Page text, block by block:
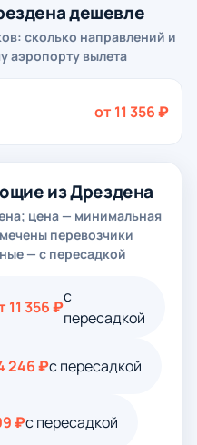
дешевле
сколько направлений и
аэропорту вылета
от 11 356 ₽
из Дрездена
цена — минимальная
перевозчики
— с пересадкой
11 356 ₽
с
пересадкой
246 ₽с пересадкой
₽с пересадкой